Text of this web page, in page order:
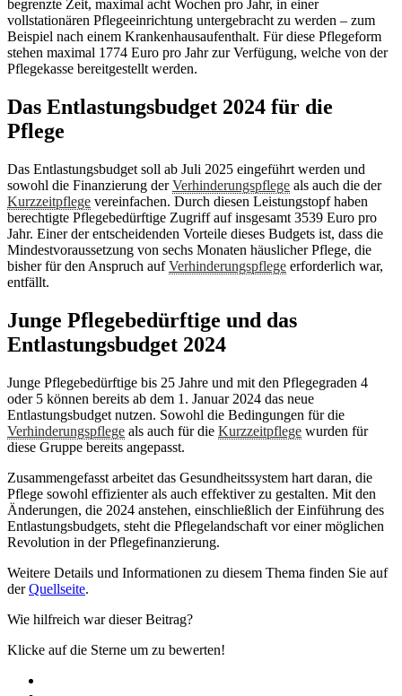
begrenzte Zeit, maximal acht Wochen pro Jahr, in einer
vollstationären Pflegeeinrichtung untergebracht zu werden – zum
Beispiel nach einem Krankenhausaufenthalt. Für diese Pflegeform
stehen maximal 1774 Euro pro Jahr zur Verfügung, welche von der
Pflegekasse bereitgestellt werden.
Das Entlastungsbudget 2024 für die
Pflege
Das Entlastungsbudget soll ab Juli 2025 eingeführt werden und
sowohl die Finanzierung derVerhinderungspflege als auch die der
Kurzzeitpflege vereinfachen. Durch diesen Leistungstopf haben
berechtigte Pflegebedürftige Zugriff auf insgesamt 3539 Euro pro
Jahr. Einer der entscheidenden Vorteile dieses Budgets ist, dass die
Mindestvoraussetzung von sechs Monaten häuslicher Pflege, die
bisher für den Anspruch aufVerhinderungspflege erforderlich war,
entfällt.
Junge Pflegebedürftige und das
Entlastungsbudget 2024
Junge Pflegebedürftige bis 25 Jahre und mit den Pflegegraden 4
oder 5 können bereits ab dem 1. Januar 2024 das neue
Entlastungsbudget nutzen. Sowohl die Bedingungen für die
Verhinderungspflege als auch für die Kurzzeitpflege wurden für
diese Gruppe bereits angepasst.
Zusammengefasst arbeitet das Gesundheitssystem hart daran, die
Pflege sowohl effizienter als auch effektiver zu gestalten. Mit den
Änderungen, die 2024 anstehen, einschließlich der Einführung des
Entlastungsbudgets, steht die Pflegelandschaft vor einer möglichen
Revolution in der Pflegefinanzierung.
Weitere Details und Informationen zu diesem Thema finden Sie auf
derQuellseite.
Wie hilfreich war dieser Beitrag?
Klicke auf die Sterne um zu bewerten!